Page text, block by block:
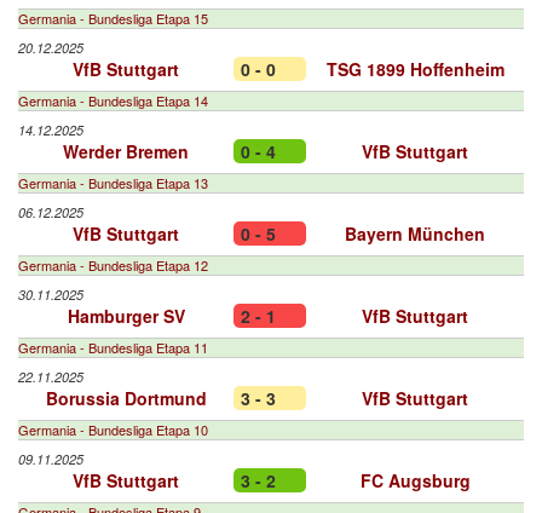
Germania - Bundesliga Etapa 15
20.12.2025
VfB Stuttgart 0 - 0 TSG 1899 Hoffenheim
Germania - Bundesliga Etapa 14
14.12.2025
Werder Bremen 0 - 4 VfB Stuttgart
Germania - Bundesliga Etapa 13
06.12.2025
VfB Stuttgart 0 - 5 Bayern München
Germania - Bundesliga Etapa 12
30.11.2025
Hamburger SV 2 - 1 VfB Stuttgart
Germania - Bundesliga Etapa 11
22.11.2025
Borussia Dortmund 3 - 3 VfB Stuttgart
Germania - Bundesliga Etapa 10
09.11.2025
VfB Stuttgart 3 - 2 FC Augsburg